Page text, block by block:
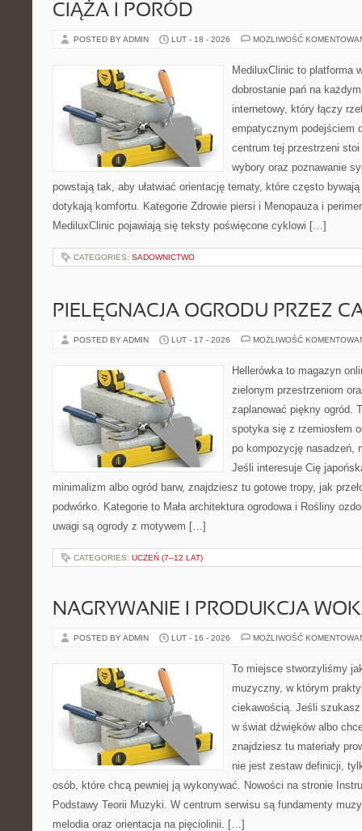
CIĄŻA I PORÓD
POSTED BY ADMIN LUT - 18 - 2026 MOŻLIWOŚĆ
MediluxClinic to platforma
dobrostanie pań na
internetowy, który łączy
empatycznym podejściem
centrum tej przestrzeni
wybory oraz poznawanie
powstają tak, aby ułatwiać orientację tematy, które często
dotykają komfortu. Kategorie Zdrowie piersi i Menopauza i
MediluxClinic pojawiają się teksty poświęcone cyklowi […]
CATEGORIES: SADOWNICTWO
PIELĘGNACJA OGRODU PRZEZ
POSTED BY ADMIN LUT - 17 - 2026 MOŻLIWOŚĆ
Hellerówka to magazyn
zielonym przestrzeniom
zaplanować piękny ogród.
spotyka się z rzemiosłem
po kompozycję nasadzeń,
Jeśli interesuje Cię
minimalizm albo ogród barw, znajdziesz tu gotowe tropy, jak
podwórko. Kategorie to Mała architektura ogrodowa i Rośliny
uwagi są ogrody z motywem […]
CATEGORIES: UCZEŃ (7–12 LAT)
NAGRYWANIE I PRODUKCJA
POSTED BY ADMIN LUT - 16 - 2026 MOŻLIWOŚĆ
To miejsce stworzyliśmy
muzyczny, w którym
ciekawością. Jeśli
w świat dźwięków albo
znajdziesz tu materiały
nie jest zestaw definicji,
osób, które chcą pewniej ją wykonywać. Nowości na stronie
Podstawy Teorii Muzyki. W centrum serwisu są fundamenty
melodia oraz orientacja na pięciolinii. […]